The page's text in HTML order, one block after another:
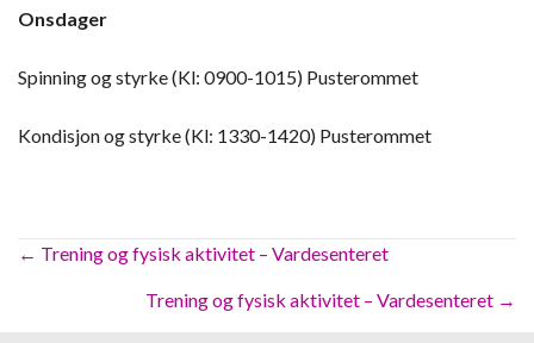
Onsdager
Spinning og styrke (Kl: 0900-1015) Pusterommet
Kondisjon og styrke (Kl: 1330-1420) Pusterommet
Posts
navigation
← Trening og fysisk aktivitet – Vardesenteret
Trening og fysisk aktivitet – Vardesenteret →